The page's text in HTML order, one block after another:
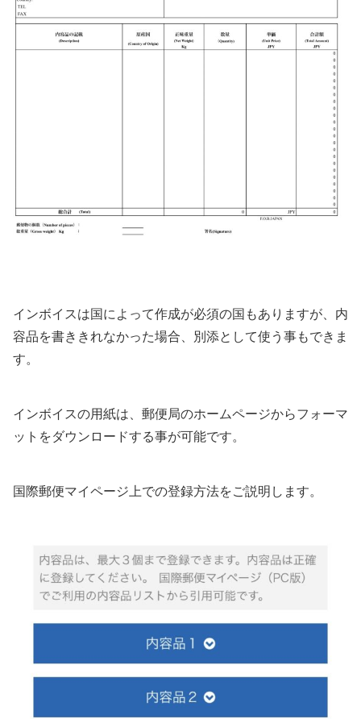
インボイスは国によって作成が必須の国もありますが、内
容品を書ききれなかった場合、別添として使う事もできま
す。
インボイスの用紙は、郵便局のホームページからフォーマ
ットをダウンロードする事が可能です。
国際郵便マイページ上での登録方法をご説明します。